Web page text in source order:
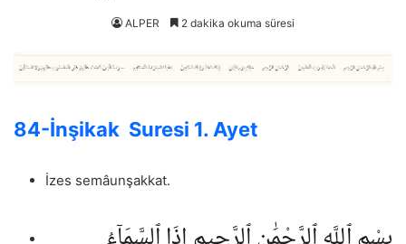
ALPER 2 dakika okuma süresi
84-İnşikak Suresi 1. Ayet
İzes semâunşakkat.